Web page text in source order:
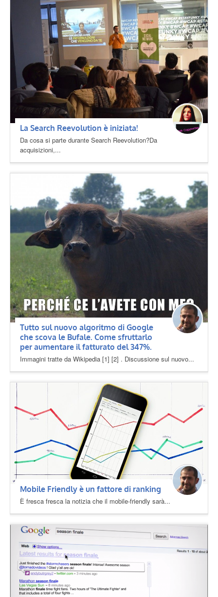
La Search Reevolution è iniziata!
Da cosa si parte durante Search Reevolution?Da
acquisizioni,...
Tutto sul nuovo algoritmo di Google
che scova le Bufale. Come sfruttarlo
per aumentare il fatturato del 347%.
Immagini tratte da Wikipedia [1] [2] . Discussione sul nuovo...
Mobile Friendly è un fattore di ranking
È fresca fresca la notizia che il mobile-friendly sarà...